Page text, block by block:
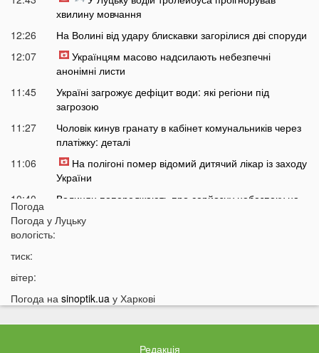
хвилину мовчання
12:26
На Волині від удару блискавки загорілися дві споруди
12:07
Українцям масово надсилають небезпечні
анонімні листи
11:45
Україні загрожує дефіцит води: які регіони під
загрозою
11:27
Чоловік кинув гранату в кабінет комунальників через
платіжку: деталі
11:06
На полігоні помер відомий дитячий лікар із заходу
України
10:40
Волинян попереджають про серйозну небезпеку на
10:15
На війні загинули двоє військових з Волині
На Луцьк насувається гроза
Погода
Погода у Луцьку
вологість:
тиск:
вітер:
Погода на sinoptik.ua у Харкові
Редакція